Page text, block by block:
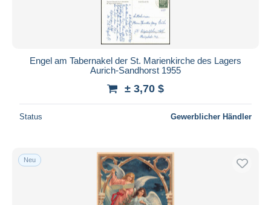
Engel am Tabernakel der St. Marienkirche des Lagers
Aurich-Sandhorst 1955
± 3,70 $
Status Gewerblicher Händler
Neu